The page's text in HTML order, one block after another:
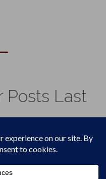
Posts Last
by